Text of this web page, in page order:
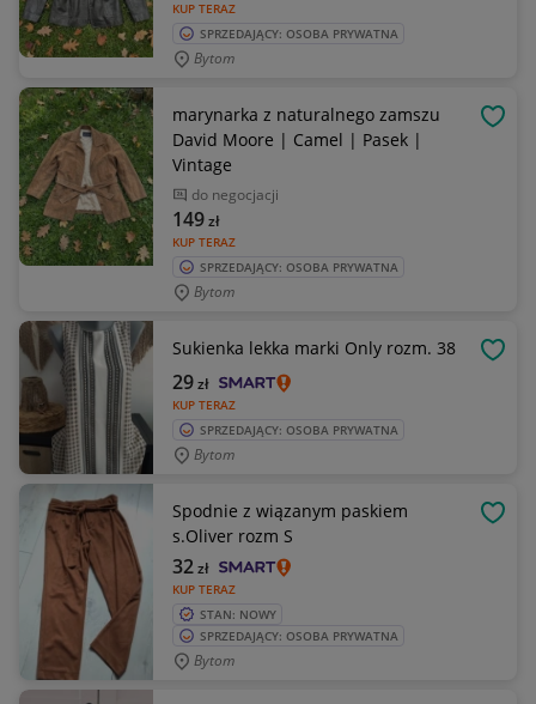
KUP TERAZ
SPRZEDAJĄCY: OSOBA PRYWATNA
Bytom
marynarka z naturalnego zamszu
David Moore | Camel | Pasek |
Vintage
do negocjacji
KUP TERAZ
149zł
SPRZEDAJĄCY: OSOBA PRYWATNA
Bytom
Sukienka lekka marki Only rozm. 38
KUP TERAZ
29zł
SPRZEDAJĄCY: OSOBA PRYWATNA
Bytom
Spodnie z wiązanym paskiem
s.Oliver rozm S
KUP TERAZ
32zł
STAN: NOWY
SPRZEDAJĄCY: OSOBA PRYWATNA
Bytom